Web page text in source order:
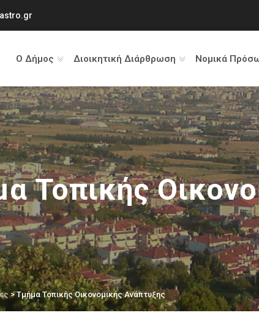
Ο Δήμος Διοικητική Διάρθρωση Νομικά
Τοπικής
> Τμήμα Τοπικής Οικονομικής Ανάπτυξης